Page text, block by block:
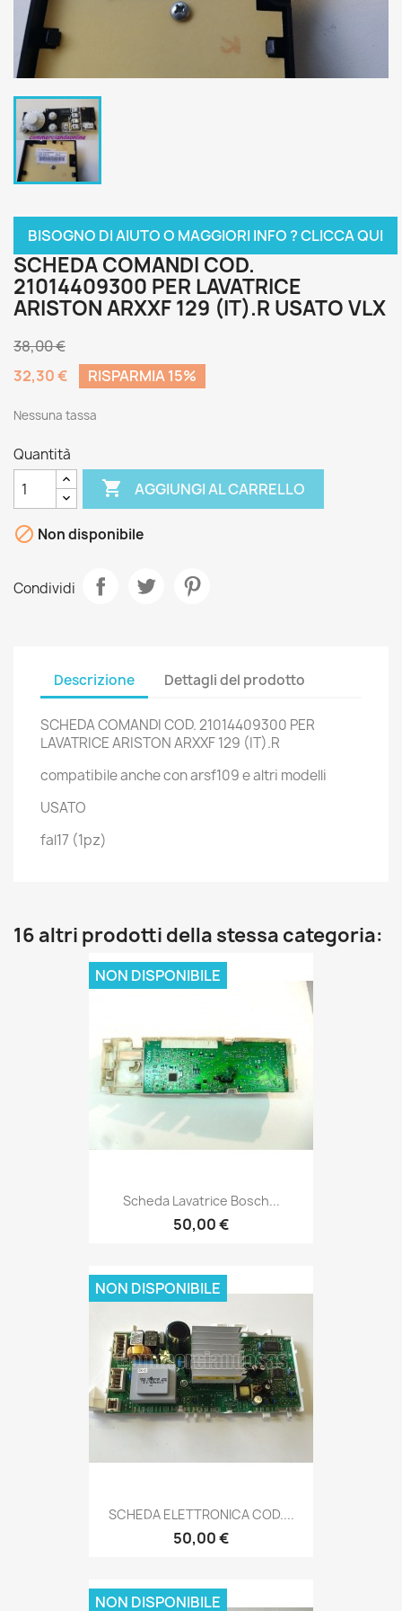
BISOGNO DI AIUTO O MAGGIORI INFO ? CLICCA QUI
SCHEDA COMANDI COD.
21014409300 PER LAVATRICE
ARISTON ARXXF 129 (IT).R USATO VLX
38,00 €
32,30 €
RISPARMIA 15%
Nessuna tassa
Quantità
 AGGIUNGI AL CARRELLO
 Non disponibile
Condividi
Descrizione Dettagli del prodotto
SCHEDA COMANDI COD. 21014409300 PER
LAVATRICE ARISTON ARXXF 129 (IT).R
compatibile anche con arsf109 e altri modelli
USATO
fal17 (1pz)
16 altri prodotti della stessa categoria:
Scheda Lavatrice Bosch...
50,00 €
NON DISPONIBILE
SCHEDA ELETTRONICA COD....
50,00 €
NON DISPONIBILE
NON DISPONIBILE